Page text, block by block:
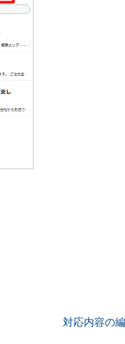
対応内容の